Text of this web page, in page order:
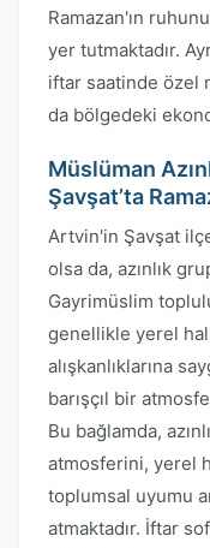
Ramazan'ın
yer tutmaktadır.
iftar saatinde özel
da bölgedeki
Müslüman
Şavşat’ta
Artvin'in Şavşat
olsa da, azınlık
Gayrimüslim
genellikle yerel
alışkanlıklarına
barışçıl bir
Bu bağlamda,
atmosferini, yerel
toplumsal uyumu
atmaktadır. İftar